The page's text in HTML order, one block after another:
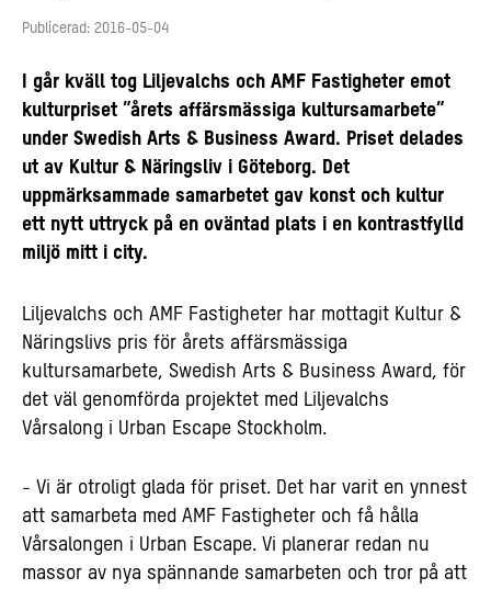
Publicerad: 2016-05-04
I går kväll tog Liljevalchs och AMF Fastigheter emot
kulturpriset ”årets affärsmässiga kultursamarbete”
under Swedish Arts & Business Award. Priset delades
ut av Kultur & Näringsliv i Göteborg. Det
uppmärksammade samarbetet gav konst och kultur
ett nytt uttryck på en oväntad plats i en kontrastfylld
miljö mitt i city.
Liljevalchs och AMF Fastigheter har mottagit Kultur &
Näringslivs pris för årets affärsmässiga
kultursamarbete, Swedish Arts & Business Award, för
det väl genomförda projektet med Liljevalchs
Vårsalong i Urban Escape Stockholm.
- Vi är otroligt glada för priset. Det har varit en ynnest
att samarbeta med AMF Fastigheter och få hålla
Vårsalongen i Urban Escape. Vi planerar redan nu
massor av nya spännande samarbeten och tror på att